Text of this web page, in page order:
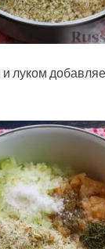
луком